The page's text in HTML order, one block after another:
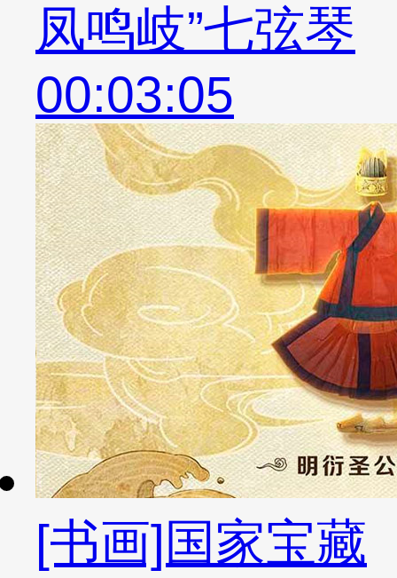
凤鸣岐”七弦琴
00:03:05
[书画]国家宝藏